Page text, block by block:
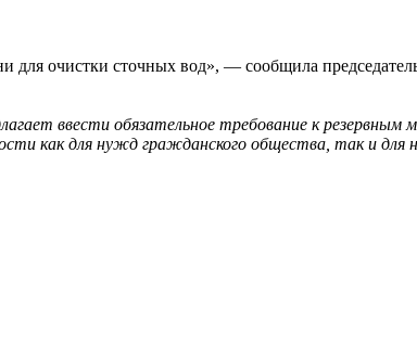
для очистки сточных вод», — сообщила
ввести обязательное требование к резервным
как для нужд гражданского общества, так и для